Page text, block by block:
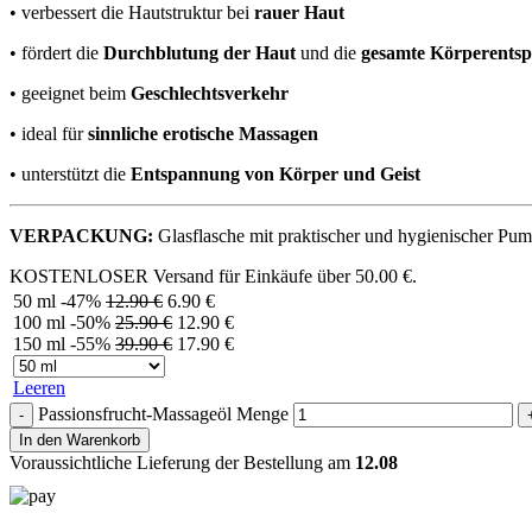
• verbessert die Hautstruktur bei rauer Haut
• fördert die Durchblutung der Haut und die gesamte
• geeignet beim Geschlechtsverkehr
• ideal fürsinnliche erotische Massagen
• unterstützt die Entspannung von Körper und Geist
VERPACKUNG: Glasflasche mit praktischer und hygienischer
KOSTENLOSER Versand für Einkäufe über 50.00 €.
50 ml -47% 12.90€ 6.90 €
100 ml -50% 25.90€ 12.90 €
150 ml -55% 39.90€ 17.90 €
Leeren
Passionsfrucht-Massageöl Menge
In den Warenkorb
Voraussichtliche Lieferung der Bestellung am 12.08